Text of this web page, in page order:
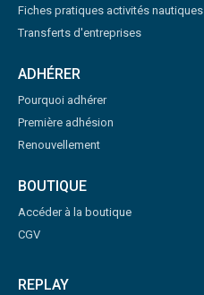
Fiches pratiques activités nautiques
Transferts d'entreprises
ADHÉRER
Pourquoi adhérer
Première adhésion
Renouvellement
BOUTIQUE
Accéder à la boutique
CGV
REPLAY